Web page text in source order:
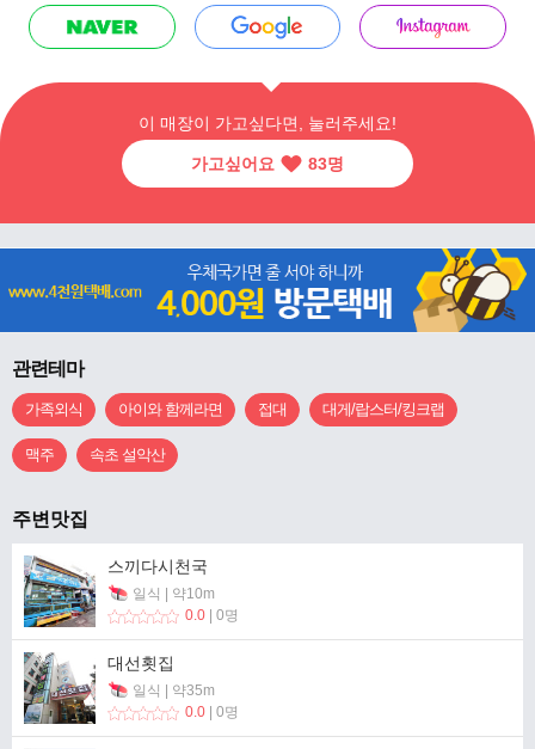
이 매장이 가고싶다면, 눌러주세요!
가고싶어요 83명
관련테마
가족외식 아이와 함께라면 접대 대게/랍스터/킹크랩
맥주 속초 설악산
주변맛집
스끼다시천국
일식 | 약10m
0.0 | 0명
대선횟집
일식 | 약35m
0.0 | 0명